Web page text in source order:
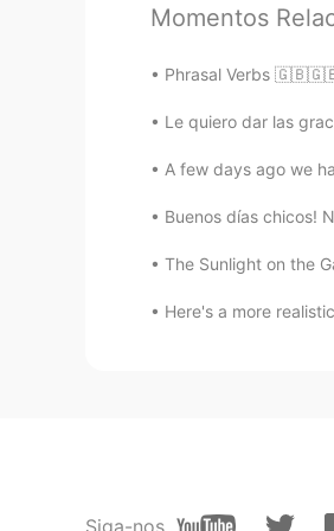
Carolina
WOW
ustedes.
Flor Martínez
Ailen
Mi identidad
Momentos
Phrasal Verbs
Le quiero dar las
A few days ago we
Buenos días chicos!
The Sunlight on the
Here's a more
Siga-nos